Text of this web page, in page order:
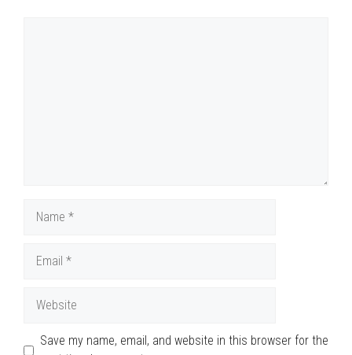
Save my name, email, and website in this browser for the